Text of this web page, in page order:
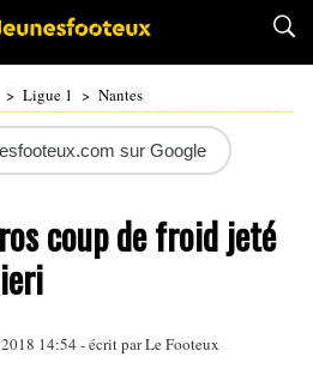
> Ligue 1 > Nantes
sur Google
coup de froid jeté
14:54 - écrit par Le Footeux